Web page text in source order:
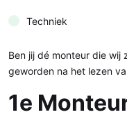
Techniek
Ben jij dé monteur die wij
geworden na het lezen
1e